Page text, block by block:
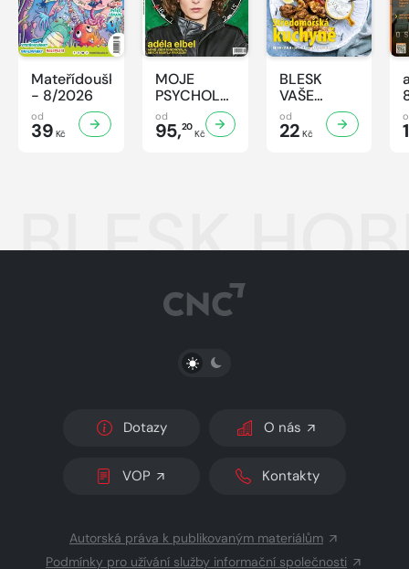
Mateřídouška
- 8/2026
od
39 Kč
MOJE
PSYCHOLOGIE
- 8/2026
od
95,20
Kč
BLESK
VAŠE
RECEPTY -
8/2026
od
22 Kč
BLESK
PŘEPNOUT SVĚTLÝ/TMAVÝ REŽIM
Dotazy O nás
VOP Kontakty
Autorská práva k publikovaným materiálům
Podmínky pro užívání služby informační společnosti